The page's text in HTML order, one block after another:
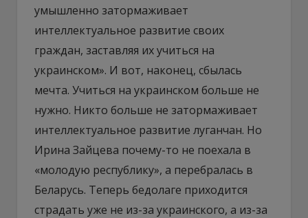
умышленно затормаживает
интеллектуальное развитие своих
граждан, заставляя их учиться на
украинском». И вот, наконец, сбылась
мечта. Учиться на украинском больше не
нужно. Никто больше не затормаживает
интеллектуальное развитие луганчан. Но
Ирина Зайцева почему-то не поехала в
«молодую республику», а перебралась в
Беларусь. Теперь бедолаге приходится
страдать уже не из-за украинского, а из-за